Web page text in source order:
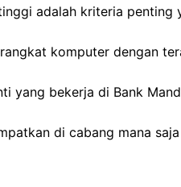
adalah kriteria penting
komputer dengan
yang bekerja di Bank
di cabang mana